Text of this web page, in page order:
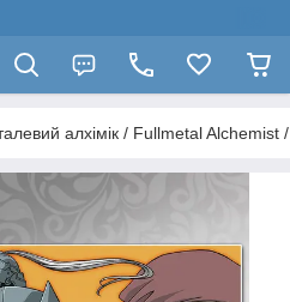
алхімік / Fullmetal